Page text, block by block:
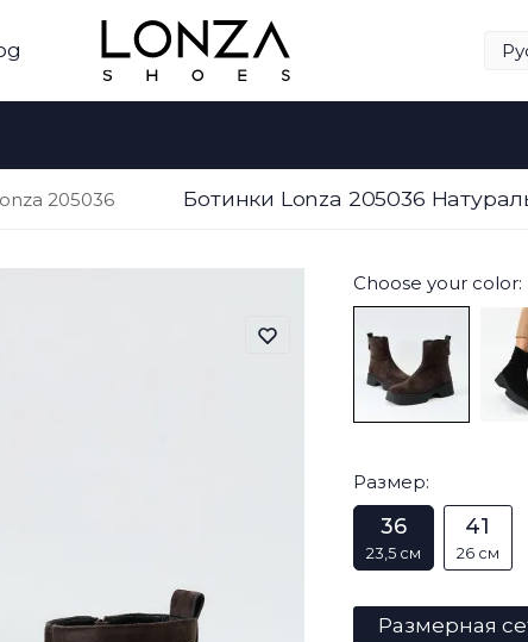
205036 Ботинки Lonza 205036
Choose your color:
Размер:
36
23,5 см
41
26 см
Размерная